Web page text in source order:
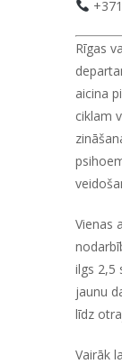
Rīgas
aicina
ciklam
Vienas
ilgs 2,5
jaunu
līdz
Vairāk